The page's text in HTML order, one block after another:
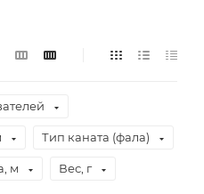
Тип каната (фала)
м Вес, г